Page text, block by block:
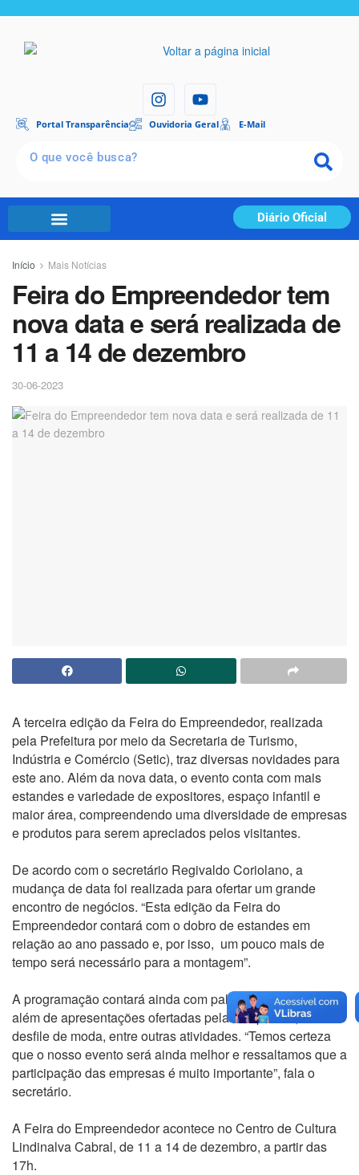
Portal Transparência Ouvidoria Geral E-Mail
Diário Oficial
Início Mais Notícias
Feira do Empreendedor tem
nova data e será realizada de
11 a 14 de dezembro
30-06-2023
A terceira edição da Feira do Empreendedor, realizada
pela Prefeitura por meio da Secretaria de Turismo,
Indústria e Comércio (Setic), traz diversas novidades para
este ano. Além da nova data, o evento conta com mais
estandes e variedade de expositores, espaço infantil e
maior área, compreendendo uma diversidade de empresas
e produtos para serem apreciados pelos visitantes.
De acordo com o secretário Regivaldo Coriolano, a
mudança de data foi realizada para ofertar um grande
encontro de negócios. “Esta edição da Feira do
Empreendedor contará com o dobro de estandes em
relação ao ano passado e, por isso, um pouco mais de
tempo será necessário para a montagem”.
A programação contará ainda com palestras e shows,
além de apresentações ofertadas pelas empresas, como
desfile de moda, entre outras atividades. “Temos certeza
que o nosso evento será ainda melhor e ressaltamos que a
participação das empresas é muito importante”, fala o
secretário.
A Feira do Empreendedor acontece no Centro de Cultura
Lindinalva Cabral, de 11 a 14 de dezembro, a partir das
17h.